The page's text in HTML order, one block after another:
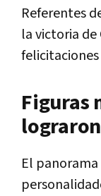
Referentes
la victoria de
Figuras
El